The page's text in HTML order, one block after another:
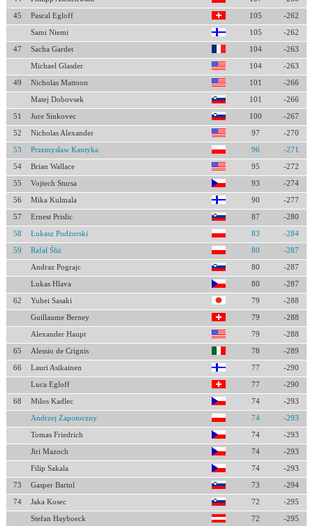
45 Pascal Egloff 105 -262
Sami Niemi 105 -262
47 Sacha Gardet 104 -263
Michael Glasder 104 -263
49 Nicholas Mattoon 101 -266
Matej Dobovsek 101 -266
51 Jure Sinkovec 100 -267
52 Nicholas Alexander 97 -270
53 Przemysław Kantyka 96 -271
54 Brian Wallace 95 -272
55 Vojtech Stursa 93 -274
56 Mika Kulmala 90 -277
57 Ernest Prislic 87 -280
58 Łukasz Podżorski 83 -284
59 Rafał Śliż 80 -287
Andraz Pograjc 80 -287
Lukas Hlava 80 -287
62 Yuhei Sasaki 79 -288
Guillaume Berney 79 -288
Alexander Haupt 79 -288
65 Alessio de Crignis 78 -289
66 Lauri Asikainen 77 -290
Luca Egloff 77 -290
68 Milos Kadlec 74 -293
Andrzej Zapotoczny 74 -293
Tomas Friedrich 74 -293
Jiri Mazoch 74 -293
Filip Sakala 74 -293
73 Gasper Bartol 73 -294
74 Jaka Kosec 72 -295
Stefan Hayboeck 72 -295